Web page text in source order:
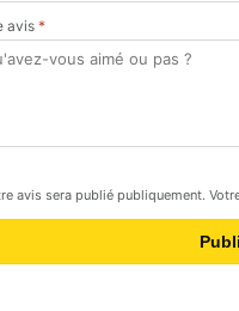
avis *
avis sera publié publiquement.